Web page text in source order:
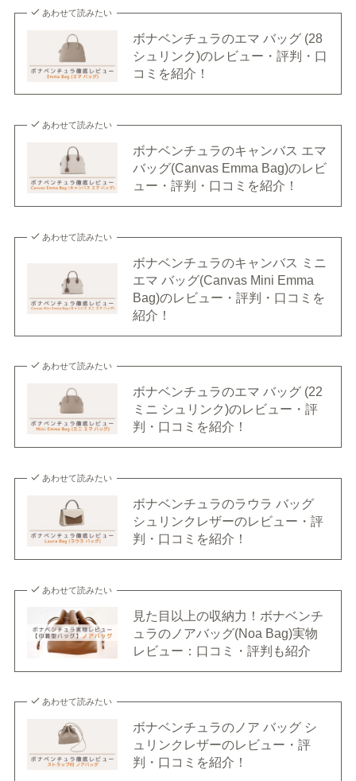
あわせて読みたい
ボナベンチュラのエマ バッグ (28
シュリンク)のレビュー・評判・口
コミを紹介！
あわせて読みたい
ボナベンチュラのキャンバス エマ
バッグ(Canvas Emma Bag)のレビ
ュー・評判・口コミを紹介！
あわせて読みたい
ボナベンチュラのキャンバス ミニ
エマ バッグ(Canvas Mini Emma
Bag)のレビュー・評判・口コミを
紹介！
あわせて読みたい
ボナベンチュラのエマ バッグ (22
ミニ シュリンク)のレビュー・評
判・口コミを紹介！
あわせて読みたい
ボナベンチュラのラウラ バッグ
シュリンクレザーのレビュー・評
判・口コミを紹介！
あわせて読みたい
見た目以上の収納力！ボナベンチ
ュラのノアバッグ(Noa Bag)実物
レビュー：口コミ・評判も紹介
あわせて読みたい
ボナベンチュラのノア バッグ シ
ュリンクレザーのレビュー・評
判・口コミを紹介！